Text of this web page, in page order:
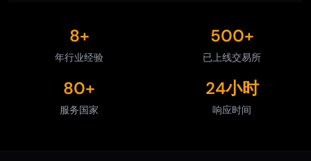
8+
年行业经验
500+
已上线交易所
80+
服务国家
24小时
响应时间